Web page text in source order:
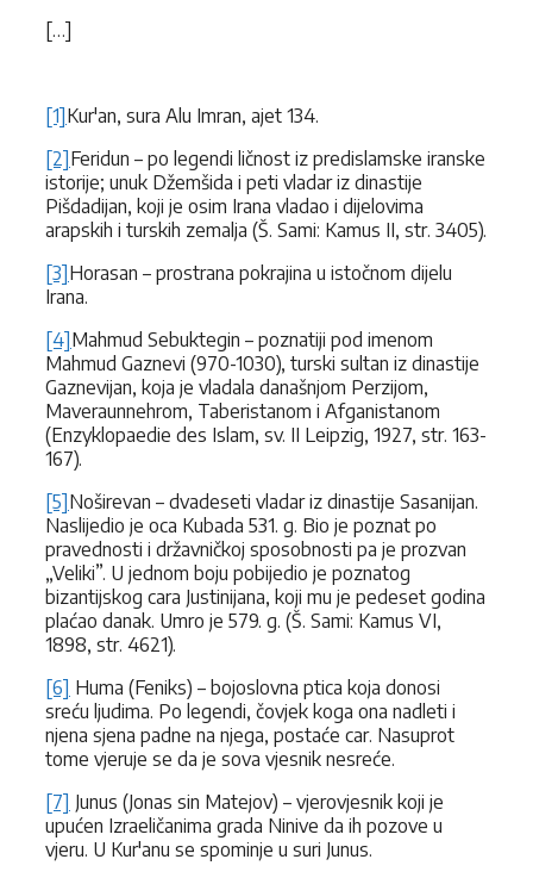
[…]
[1]Kur'an, sura Alu Imran, ajet 134.
[2]Feridun – po legendi ličnost iz predislamske iranske
istorije; unuk Džemšida i peti vladar iz dinastije
Pišdadijan, koji je osim Irana vladao i dijelovima
arapskih i turskih zemalja (Š. Sami: Kamus II, str. 3405).
[3]Horasan – prostrana pokrajina u istočnom dijelu
Irana.
[4]Mahmud Sebuktegin – poznatiji pod imenom
Mahmud Gaznevi (970-1030), turski sultan iz dinastije
Gaznevijan, koja je vladala današnjom Perzijom,
Maveraunnehrom, Taberistanom i Afganistanom
(Enzyklopaedie des Islam, sv. II Leipzig, 1927, str. 163-
167).
[5]Noširevan – dvadeseti vladar iz dinastije Sasanijan.
Naslijedio je oca Kubada 531. g. Bio je poznat po
pravednosti i državničkoj sposobnosti pa je prozvan
„Veliki”. U jednom boju pobijedio je poznatog
bizantijskog cara Justinijana, koji mu je pedeset godina
plaćao danak. Umro je 579. g. (Š. Sami: Kamus VI,
1898, str. 4621).
[6] Huma (Feniks) – bojoslovna ptica koja donosi
sreću ljudima. Po legendi, čovjek koga ona nadleti i
njena sjena padne na njega, postaće car. Nasuprot
tome vjeruje se da je sova vjesnik nesreće.
[7] Junus (Jonas sin Matejov) – vjerovjesnik koji je
upućen Izraeličanima grada Ninive da ih pozove u
vjeru. U Kur'anu se spominje u suri Junus.